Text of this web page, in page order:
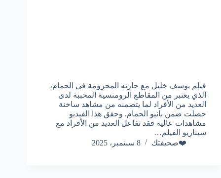
فيلم يوسف خليل مع جارته المحرومة في الحمام،
الذي يعتبر من المقاطع الرومنسية المحببة لدى
العديد من الأفراد لما يتضمنه من مشاهد ساخنة
حصلت ضمن بانيو الحمام. وحقق هذا الفيديو
مشاهدات عالية فقد تفاعل العديد من الأفراد مع
سيناريو الفيلم…
❤️صحيفتك
8 سبتمبر، 2025